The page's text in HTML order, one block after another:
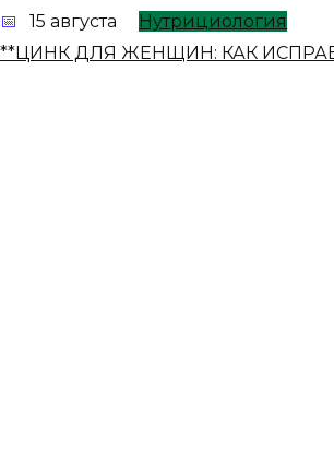
15 августа
Нутрициология
**ЦИНК ДЛЯ ЖЕНЩИН: КАК